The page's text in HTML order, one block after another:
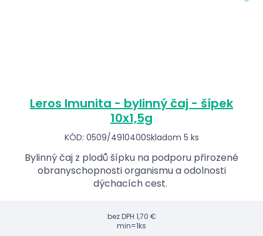
Leros Imunita - bylinný čaj - šípek
10x1,5g
KÓD: 0509/4910400Skladom 5 ks
Bylinný čaj z plodů šípku na podporu přirozené
obranyschopnosti organismu a odolnosti
dýchacích cest.
bez DPH 1,70 €
min=1ks